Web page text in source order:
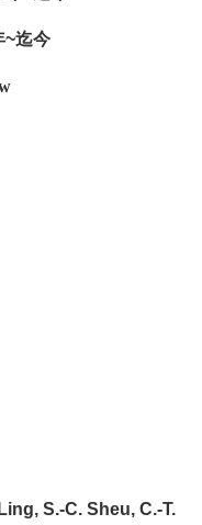
~迄今
S.-C. Sheu, C.-T.